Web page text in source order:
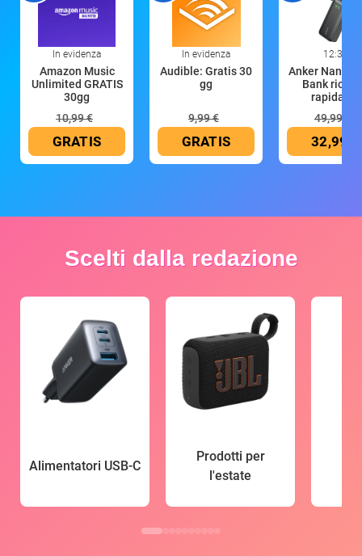
In evidenza
Amazon Music
Unlimited GRATIS
30gg
10,99 €
GRATIS
In evidenza
Audible: Gratis 30
gg
9,99 €
GRATIS
12:33
Anker Nano
Bank
rapida 10
49,99 €
32,99 €
Scelti dalla redazione
Alimentatori USB-C
Prodotti per
l'estate